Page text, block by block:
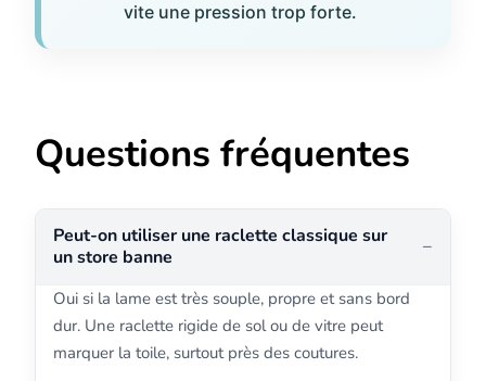
vite une pression trop forte.
Questions fréquentes
Peut-on utiliser une raclette classique sur
un store banne
Oui si la lame est très souple, propre et sans bord
dur. Une raclette rigide de sol ou de vitre peut
marquer la toile, surtout près des coutures.